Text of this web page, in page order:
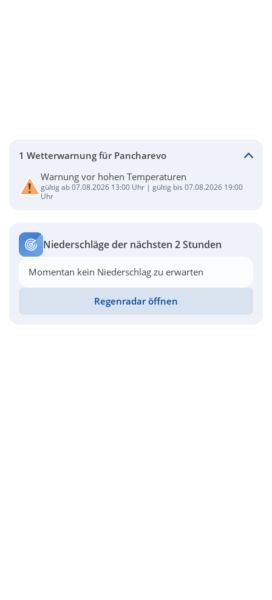
1 Wetterwarnung für Pancharevo
Warnung vor hohen Temperaturen
gültig ab 07.08.2026 13:00 Uhr | gültig bis 07.08.2026 19:00
Uhr
Niederschläge der nächsten 2 Stunden
Momentan kein Niederschlag zu erwarten
Regenradar öffnen